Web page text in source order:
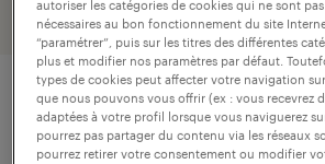
description.
autoriser les catégories de cookies qui ne sont
nécessaires au bon fonctionnement du site
“paramétrer”, puis sur les titres des différentes
plus et modifier nos paramètres par défaut.
types de cookies peut affecter votre navigation
que nous pouvons vous offrir (ex : vous recevrez
adaptées à votre profil lorsque vous naviguerez
pourrez pas partager du contenu via les réseaux
pourrez retirer votre consentement ou modifier